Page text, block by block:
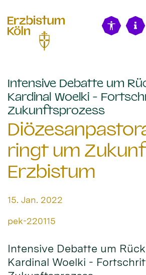
Intensive Debatte um
Kardinal Woelki -
Zukunftsprozess:
ringt um
Erzbistum
Datum:
15. Jan. 2022
Von:
pek-220115
Intensive Debatte um
Kardinal Woelki -